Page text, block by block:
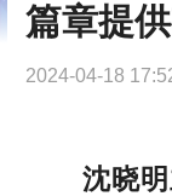
篇章提
2024-04-18
沈晓